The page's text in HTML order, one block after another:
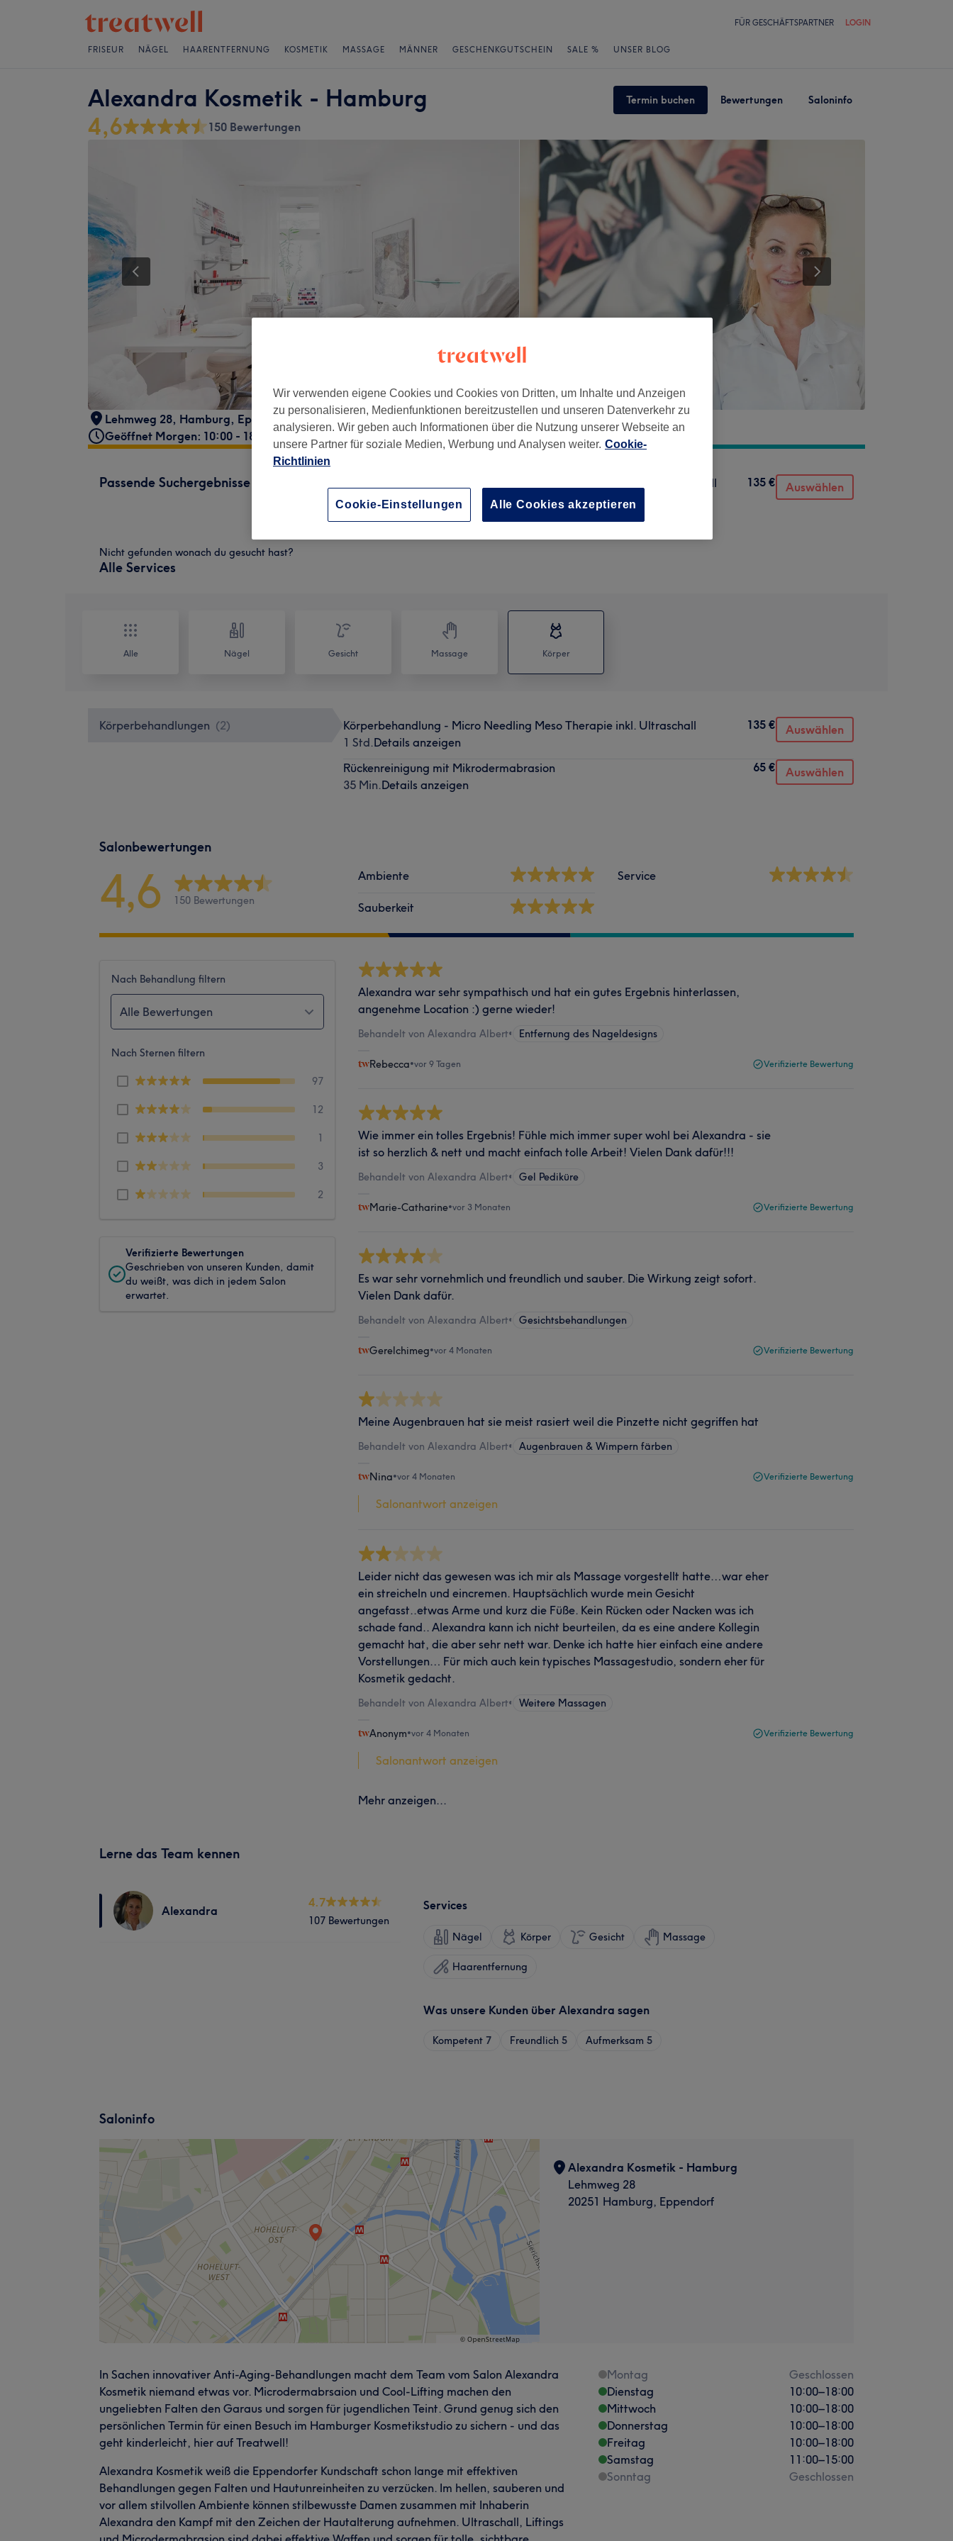
FÜR GESCHÄFTSPARTNER LOGIN
FRISEUR NÄGEL HAARENTFERNUNG KOSMETIK MASSAGE MÄNNER GESCHENKGUTSCHEIN SALE % UNSER BLOG
Alexandra Kosmetik - Hamburg Termin buchen Bewertungen Saloninfo
4,6 150 Bewertungen
Lehmweg 28, Hamburg, Eppendorf , 20251
Geöffnet Morgen: 10:00 - 18:00
Passende Suchergebnisse
Körperbehandlung - Micro Needling Meso Therapie inkl. Ultraschall
1 Std.Details anzeigen
135 € Auswählen
Nicht gefunden wonach du gesucht hast?
Alle Services
Alle Nägel Gesicht Massage Körper
Körperbehandlungen (2)
Körperbehandlung - Micro Needling Meso Therapie inkl. Ultraschall
1 Std.Details anzeigen
135 € Auswählen
Rückenreinigung mit Mikrodermabrasion
35 Min.Details anzeigen
65 € Auswählen
Salonbewertungen
4,6 150 Bewertungen
Ambiente
Sauberkeit
Service
Nach Behandlung filtern
Alle Bewertungen
Nach Sternen filtern
97
12
1
3
2
Verifizierte Bewertungen
Geschrieben von unseren Kunden, damit
du weißt, was dich in jedem Salon
erwartet.
Alexandra war sehr sympathisch und hat ein gutes Ergebnis hinterlassen,
angenehme Location :) gerne wieder!
Behandelt von Alexandra Albert• Entfernung des Nageldesigns
Rebecca•vor 9 Tagen Verifizierte Bewertung
Wie immer ein tolles Ergebnis! Fühle mich immer super wohl bei Alexandra - sie
ist so herzlich & nett und macht einfach tolle Arbeit! Vielen Dank dafür!!!
Behandelt von Alexandra Albert• Gel Pediküre
Marie-Catharine•vor 3 Monaten Verifizierte Bewertung
Es war sehr vornehmlich und freundlich und sauber. Die Wirkung zeigt sofort.
Vielen Dank dafür.
Behandelt von Alexandra Albert• Gesichtsbehandlungen
Gerelchimeg•vor 4 Monaten Verifizierte Bewertung
Meine Augenbrauen hat sie meist rasiert weil die Pinzette nicht gegriffen hat
Behandelt von Alexandra Albert• Augenbrauen & Wimpern färben
Nina•vor 4 Monaten Verifizierte Bewertung
Salonantwort anzeigen
Leider nicht das gewesen was ich mir als Massage vorgestellt hatte…war eher
ein streicheln und eincremen. Hauptsächlich wurde mein Gesicht
angefasst..etwas Arme und kurz die Füße. Kein Rücken oder Nacken was ich
schade fand.. Alexandra kann ich nicht beurteilen, da es eine andere Kollegin
gemacht hat, die aber sehr nett war. Denke ich hatte hier einfach eine andere
Vorstellungen… Für mich auch kein typisches Massagestudio, sondern eher für
Kosmetik gedacht.
Behandelt von Alexandra Albert• Weitere Massagen
Anonym•vor 4 Monaten Verifizierte Bewertung
Salonantwort anzeigen
Mehr anzeigen...
Lerne das Team kennen
Alexandra
4.7
107 Bewertungen
Services
Nägel Körper Gesicht Massage
Haarentfernung
Was unsere Kunden über Alexandra sagen
Kompetent 7 Freundlich 5 Aufmerksam 5
Saloninfo
Alexandra Kosmetik - Hamburg
Lehmweg 28
20251 Hamburg, Eppendorf
In Sachen innovativer Anti-Aging-Behandlungen macht dem Team vom Salon Alexandra
Kosmetik niemand etwas vor. Microdermabrsaion und Cool-Lifting machen den
ungeliebten Falten den Garaus und sorgen für jugendlichen Teint. Grund genug sich den
persönlichen Termin für einen Besuch im Hamburger Kosmetikstudio zu sichern - und das
geht kinderleicht, hier auf Treatwell!
Alexandra Kosmetik weiß die Eppendorfer Kundschaft schon lange mit effektiven
Behandlungen gegen Falten und Hautunreinheiten zu verzücken. Im hellen, sauberen und
vor allem stilvollen Ambiente können stilbewusste Damen zusammen mit Inhaberin
Alexandra den Kampf mit den Zeichen der Hautalterung aufnehmen. Ultraschall, Liftings
Montag
Geschlossen
Dienstag
10:00–18:00
Mittwoch
10:00–18:00
Donnerstag
10:00–18:00
Freitag
10:00–18:00
Samstag
11:00–15:00
Sonntag
Geschlossen
Wir verwenden eigene Cookies und Cookies von Dritten, um Inhalte und Anzeigen
zu personalisieren, Medienfunktionen bereitzustellen und unseren Datenverkehr zu
analysieren. Wir geben auch Informationen über die Nutzung unserer Webseite an
unsere Partner für soziale Medien, Werbung und Analysen weiter. Cookie-
Richtlinien
Cookie-Einstellungen Alle Cookies akzeptieren